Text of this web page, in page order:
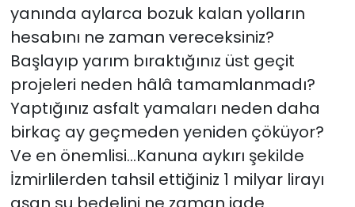
yanında aylarca bozuk kalan yolların
hesabını ne zaman vereceksiniz?
Başlayıp yarım bıraktığınız üst geçit
projeleri neden hâlâ tamamlanmadı?
Yaptığınız asfalt yamaları neden daha
birkaç ay geçmeden yeniden çöküyor?
Ve en önemlisi...Kanuna aykırı şekilde
İzmirlilerden tahsil ettiğiniz 1 milyar lirayı